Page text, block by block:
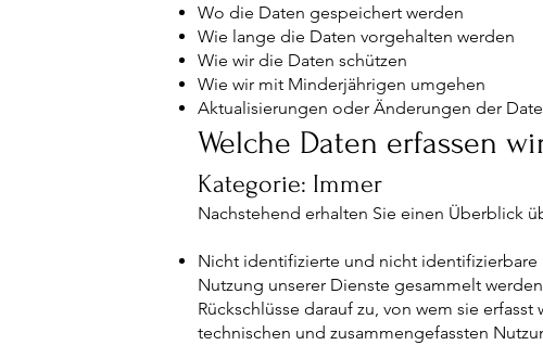
Wo die Daten gespeichert werden
Wie lange die Daten vorgehalten werden
Wie wir die Daten schützen
Wie wir mit Minderjährigen umgehen
Aktualisierungen oder Änderungen der
Welche Daten erfassen
Kategorie: Immer
Nachstehend erhalten Sie einen Überblick
Nicht identifizierte und nicht
Nutzung unserer Dienste gesammelt
Rückschlüsse darauf zu, von wem sie
technischen und zusammengefassten